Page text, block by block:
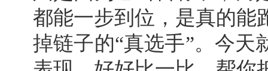
都能一步到位，是真的能
掉链子的“真选手”。今天